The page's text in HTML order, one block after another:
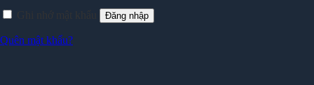
Đăng nhập
Quên mật khẩu?